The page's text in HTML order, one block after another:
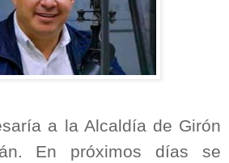
a la Alcaldía de Girón
En próximos días se